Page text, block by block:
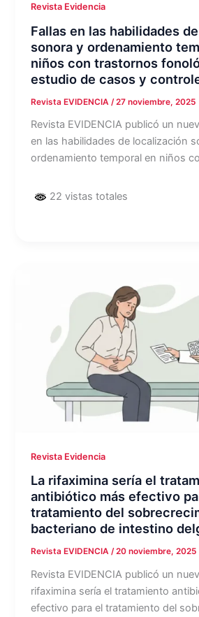
Revista Evidencia
Fallas en las habilidades
sonora y ordenamiento
niños con trastornos
estudio de casos y
Revista EVIDENCIA /27 noviembre, 2025
Revista EVIDENCIA publicó un
en las habilidades de localización
ordenamiento temporal en niños
22 vistas totales
Revista Evidencia
La rifaximina sería el
antibiótico más efectivo
tratamiento del
bacteriano de intestino
Revista EVIDENCIA/20 noviembre, 2025
Revista EVIDENCIA publicó un
rifaximina sería el tratamiento
efectivo para el tratamiento del